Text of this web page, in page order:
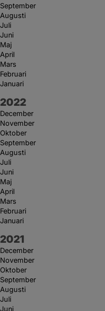
September
Augusti
Juli
Juni
Maj
April
Mars
Februari
Januari
År:
2022
December
November
Oktober
September
Augusti
Juli
Juni
Maj
April
Mars
Februari
Januari
År:
2021
December
November
Oktober
September
Augusti
Juli
Juni